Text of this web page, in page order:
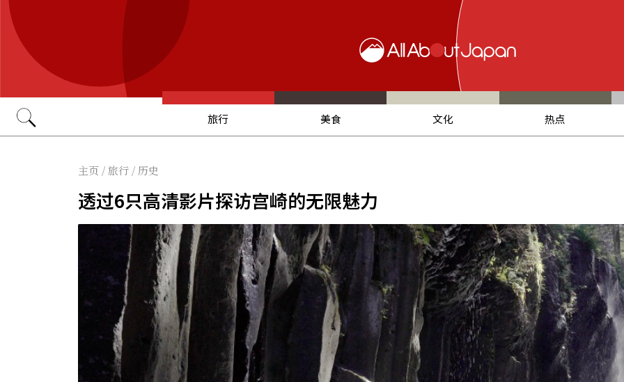
旅行 美食 文化 热点
主页 /旅行 / 历史
透过6只高清影片探访宫崎的无限魅力